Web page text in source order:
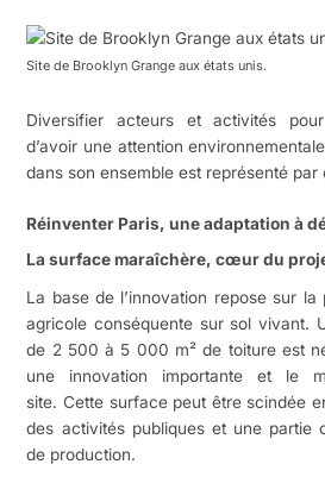
Site de Brooklyn Grange aux états unis.
Diversifier acteurs et activités
d’avoir une attention
dans son ensemble est représenté par
Réinventer Paris, une adaptation à
La surface maraîchère, cœur du
La base de l’innovation repose sur la
agricole conséquente sur sol vivant.
de 2 500 à 5 000 m² de toiture est
une innovation importante et le
site. Cette surface peut être scindée
des activités publiques et une partie
de production.